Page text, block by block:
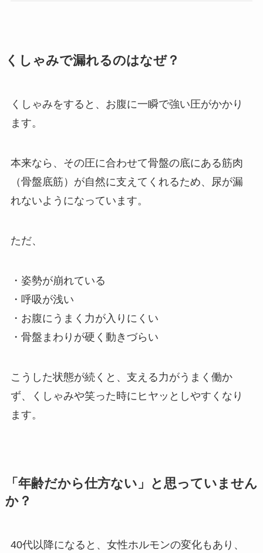
くしゃみで漏れるのはなぜ？
くしゃみをすると、お腹に一瞬で強い圧がかかり
ます。
本来なら、その圧に合わせて骨盤の底にある筋肉
（骨盤底筋）が自然に支えてくれるため、尿が漏
れないようになっています。
ただ、
・姿勢が崩れている
・呼吸が浅い
・お腹にうまく力が入りにくい
・骨盤まわりが硬く動きづらい
こうした状態が続くと、支える力がうまく働か
ず、くしゃみや笑った時にヒヤッとしやすくなり
ます。
「年齢だから仕方ない」と思っていません
か？
40代以降になると、女性ホルモンの変化もあり、